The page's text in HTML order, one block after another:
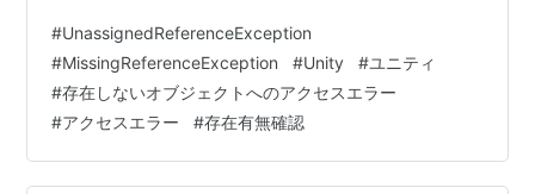
System.Collections; using System.Collections.Generic;
using UnityEngine; public class abcScript :
MonoBehaviour { GameO…
#UnassignedReferenceException
#MissingReferenceException #Unity #ユニティ
#存在しないオブジェクトへのアクセスエラー
#アクセスエラー #存在有無確認